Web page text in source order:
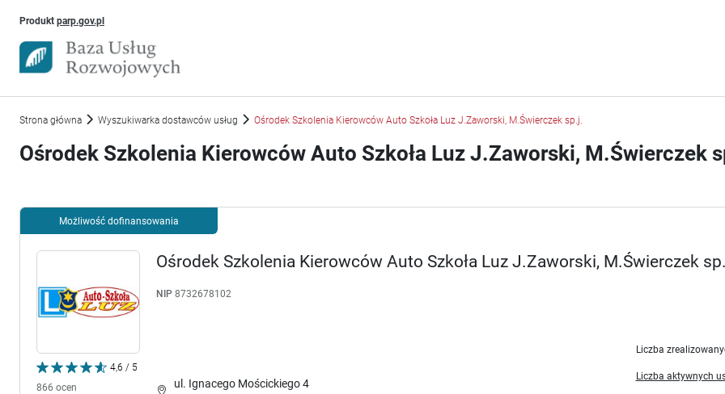
Produkt parp.gov.plUwaga, link otworzy się w nowym oknie
Strona główna Wyszukiwarka dostawców usług Ośrodek Szkolenia Kierowców Auto Szkoła Luz J.Zaworski, M.Świerczek sp.j.
Ośrodek Szkolenia Kierowców Auto Szkoła Luz J.Zaworski, M.Świerczek
Możliwość dofinansowania
4,6 / 5
866 ocen
Ośrodek Szkolenia Kierowców Auto Szkoła Luz J.Zaworski, M.Świerczek
NIP 8732678102
ul. Ignacego Mościckiego 4
Liczba
Liczba aktywnych